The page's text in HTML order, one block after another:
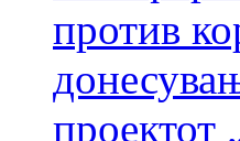
против
проектот